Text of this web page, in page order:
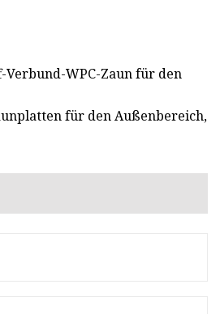
WPC-Zaun für den
für den Außenbereich,